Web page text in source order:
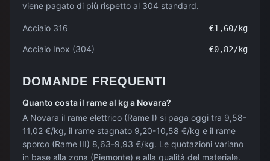
viene pagato di più rispetto al 304 standard.
Acciaio 316 €1,60/kg
Acciaio Inox (304) €0,82/kg
DOMANDE FREQUENTI
Quanto costa il rame al kg a Novara?
A Novara il rame elettrico (Rame I) si paga oggi tra 9,58-
11,02 €/kg, il rame stagnato 9,20-10,58 €/kg e il rame
sporco (Rame III) 8,63-9,93 €/kg. Le quotazioni variano
in base alla zona (Piemonte) e alla qualità del materiale.